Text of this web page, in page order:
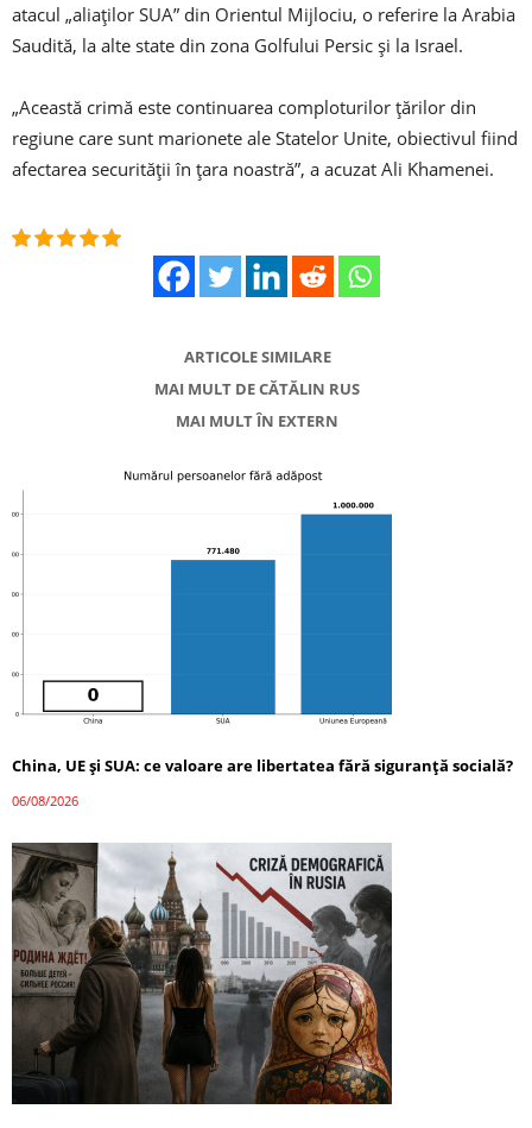
atacul „aliaților SUA” din Orientul Mijlociu, o referire la Arabia
Saudită, la alte state din zona Golfului Persic şi la Israel.
„Această crimă este continuarea comploturilor ţărilor din
regiune care sunt marionete ale Statelor Unite, obiectivul fiind
afectarea securităţii în ţara noastră”, a acuzat Ali Khamenei.
ARTICOLE SIMILARE
MAI MULT DE CĂTĂLIN RUS
MAI MULT ÎN EXTERN
China, UE și SUA: ce valoare are libertatea fără siguranță socială?
06/08/2026